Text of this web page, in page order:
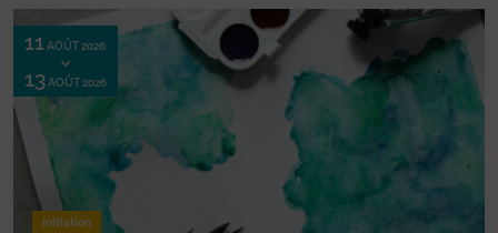
11 AOÛT 2026
13 AOÛT 2026
Initiation